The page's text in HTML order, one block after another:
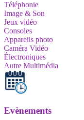
Téléphonie
Image & Son
Jeux vidéo
Consoles
Appareils photo
Caméra Vidéo
Électroniques
Autre Multimédia
Evènements